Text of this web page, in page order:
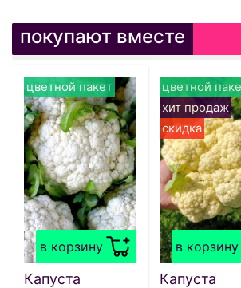
покупают вместе
в корзину
цветной пакет
Капуста
в корзину
цветной
хит продаж
скидка
Капуста